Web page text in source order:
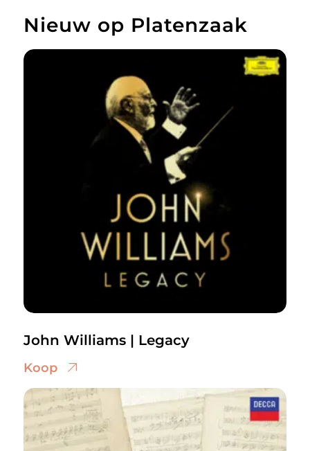
Nieuw op Platenzaak
John Williams | Legacy
Koop